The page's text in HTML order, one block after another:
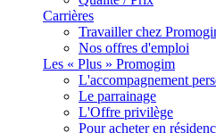
Carrières
Travailler chez
Nos offres d'emploi
Les « Plus » Promogim
L'accompagnement
Le parrainage
L'Offre privilège
Pour acheter en